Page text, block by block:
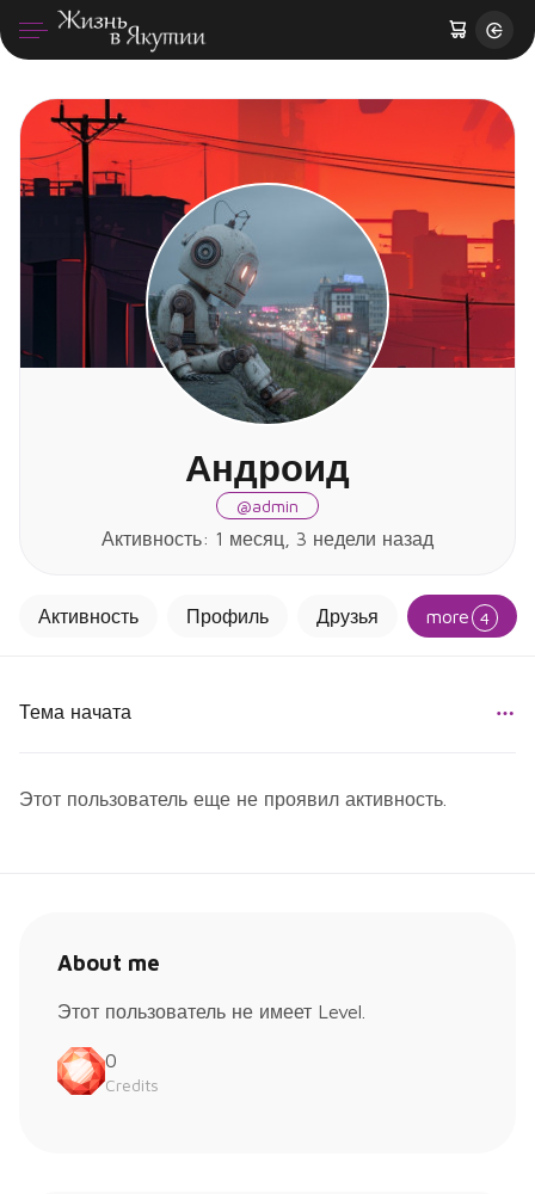
Андроид
@admin
Активность: 1 месяц, 3 недели назад
Активность Профиль Друзья more 4
About me
Этот пользователь не имеет Level.
0
Credits
Тема начата
Этот пользователь еще не проявил активность.